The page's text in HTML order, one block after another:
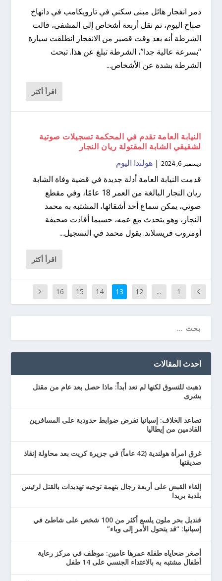
دمر انفجار هائل مبنى سكني في تارويكامب في دانهاخ
صباح اليوم، تم نقل أربعة أشخاص إلى المشفى، قالت
الشرطة أنه بعد وقت قصير من الانفجار انطلقت سيارة
“بسرعة عالية جدا”، الشرطة تبلغ عن هذا. تبحث
الشرطة بشدة عن الأشخاص...
اقرأ أكثر
النيابة العامة تقدم في المحكمة تسجيلات صوتية
لشقيقي الشابة المقتولة ريان النجار
ديسمبر 6, 2024 |هولندا اليوم
قدمت النيابة العامة أدلة جديدة في قضية وفاة الشابة
ريان النجار البالغة من العمر 18 عامًا، وفي مقطع
صوتي، يمكن سماع أحد أشقائها، المشتبه به محمد
النجار، وهو يتحدث مع عمه، حسبما أفادت صحيفة
أومروب فريسلاند. يقول محمد في التسجيل...
اقرأ أكثر
1
...
12
13
14
15
16
احدث المقالات
ذهبت للتسوق لكنها لم تعد أبداً: ماذا حصل بعد عام من مقتل
بشرى
تصاعد الخلاف: إسبانيا تفرض ضوابط حدودية على المسافرين
القادمين من إيطاليا
غرق امرأة هولندية (42 عاماً) في جزيرة كريت بعد محاولة إنقاذ
صديقتها
إلقاء القبض على أربعة رجال بتهمة توجيه تهديدات بالقتل لرئيس
بلدية بريدا
قنديل بحر ملون يلسع أكثر من 100 شخص على شاطئ في
إسبانيا: “قد يتحول الأمر إلى وباء”
أصغر ضحاياه طفلة عمرها عامين: موظف في مركز رعاية
أطفال مشتبه به بالاعتداء الجنسي على 14 طفل